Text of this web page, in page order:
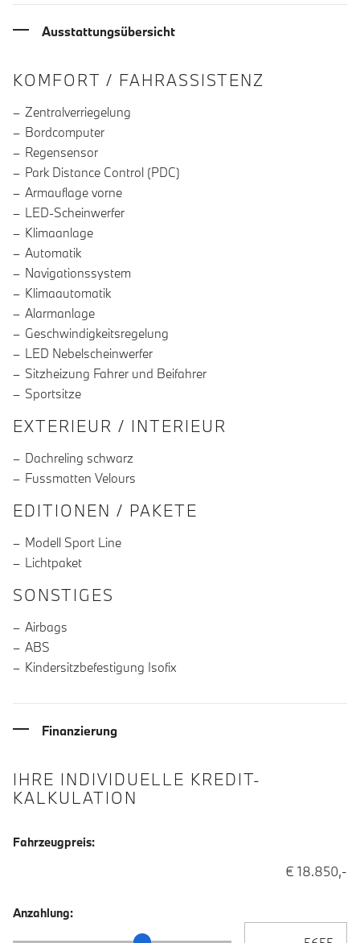
Ausstattungsübersicht
INFORMATIONEN ÜBER DIE
KOMFORT / FAHRASSISTENZ
Zentralverriegelung
Bordcomputer
Regensensor
Park Distance Control (PDC)
Armauflage vorne
LED-Scheinwerfer
Klimaanlage
Automatik
Navigationssystem
Klimaautomatik
Alarmanlage
Geschwindigkeitsregelung
LED Nebelscheinwerfer
Sitzheizung Fahrer und Beifahrer
Sportsitze
EXTERIEUR / INTERIEUR
Dachreling schwarz
Fussmatten Velours
EDITIONEN / PAKETE
Modell Sport Line
Lichtpaket
SONSTIGES
Airbags
ABS
Kindersitzbefestigung Isofix
Finanzierung
IHRE INDIVIDUELLE KREDIT-
KALKULATION
Fahrzeugpreis:
€ 18.850,-
Anzahlung: